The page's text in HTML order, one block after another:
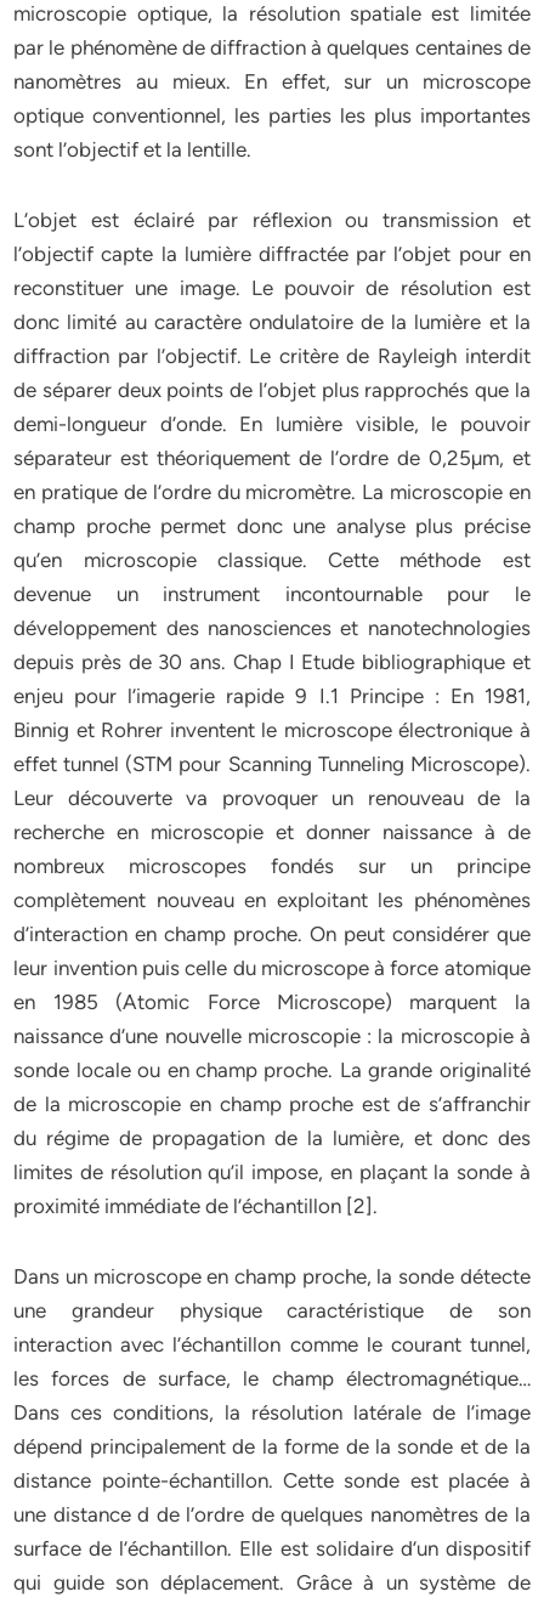
microscopie optique, la résolution spatiale est limitée
par le phénomène de diffraction à quelques centaines de
nanomètres au mieux. En effet, sur un microscope
optique conventionnel, les parties les plus importantes
sont l’objectif et la lentille.
L’objet est éclairé par réflexion ou transmission et
l’objectif capte la lumière diffractée par l’objet pour en
reconstituer une image. Le pouvoir de résolution est
donc limité au caractère ondulatoire de la lumière et la
diffraction par l’objectif. Le critère de Rayleigh interdit
de séparer deux points de l’objet plus rapprochés que la
demi-longueur d’onde. En lumière visible, le pouvoir
séparateur est théoriquement de l’ordre de 0,25µm, et
en pratique de l’ordre du micromètre. La microscopie en
champ proche permet donc une analyse plus précise
qu’en microscopie classique. Cette méthode est
devenue un instrument incontournable pour le
développement des nanosciences et nanotechnologies
depuis près de 30 ans. Chap I Etude bibliographique et
enjeu pour l’imagerie rapide 9 I.1 Principe : En 1981,
Binnig et Rohrer inventent le microscope électronique à
effet tunnel (STM pour Scanning Tunneling Microscope).
Leur découverte va provoquer un renouveau de la
recherche en microscopie et donner naissance à de
nombreux microscopes fondés sur un principe
complètement nouveau en exploitant les phénomènes
d’interaction en champ proche. On peut considérer que
leur invention puis celle du microscope à force atomique
en 1985 (Atomic Force Microscope) marquent la
naissance d’une nouvelle microscopie : la microscopie à
sonde locale ou en champ proche. La grande originalité
de la microscopie en champ proche est de s’affranchir
du régime de propagation de la lumière, et donc des
limites de résolution qu’il impose, en plaçant la sonde à
proximité immédiate de l’échantillon [2].
Dans un microscope en champ proche, la sonde détecte
une grandeur physique caractéristique de son
interaction avec l’échantillon comme le courant tunnel,
les forces de surface, le champ électromagnétique…
Dans ces conditions, la résolution latérale de l’image
dépend principalement de la forme de la sonde et de la
distance pointe-échantillon. Cette sonde est placée à
une distance d de l’ordre de quelques nanomètres de la
surface de l’échantillon. Elle est solidaire d’un dispositif
qui guide son déplacement. Grâce à un système de